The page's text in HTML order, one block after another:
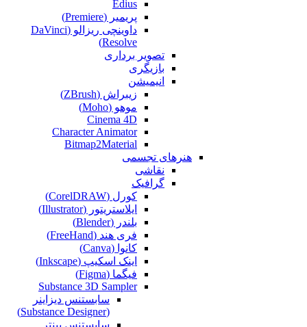
Edius
پریمیر (Premiere)
داوینچی ریزالو (DaVinci
Resolve)
تصویر برداری
بازیگری
انیمیشن
زیبراش (ZBrush)
موهو (Moho)
Cinema 4D
Character Animator
Bitmap2Material
هنرهای تجسمی
نقاشی‌
گرافیک
کورل (CorelDRAW)
ایلاستریتور (Illustrator)
بلندر (Blender)
فری هند (FreeHand)
کانوا (Canva)
اینک اسکیپ (Inkscape)
فیگما (Figma‎)
Substance 3D Sampler
سابستنس دیزاینر
(Substance Designer)
سابستنس پینتر